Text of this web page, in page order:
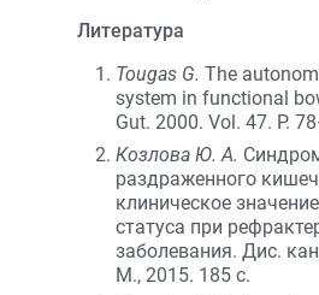
Литература
Tougas G. The
system in functional
Gut. 2000. Vol. 47. P.
Козлова Ю. А.
раздраженного
клиническое
статуса при
заболевания. Дис.
М., 2015. 185 с.